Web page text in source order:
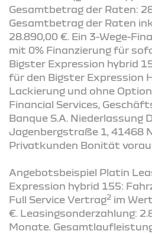
Gesamtbetrag der Raten:
Gesamtbetrag der Raten
28.890,00 €. Ein 3-Wege-
mit 0% Finanzierung für
Bigster Expression hybrid
für den Bigster Expression
Lackierung und ohne
Financial Services,
Banque S.A. Niederlassung
Jagenbergstraße 1, 41468
Privatkunden Bonität
Angebotsbeispiel Platin
Expression hybrid 155:
Full Service Vertrag2 im
€. Leasingsonderzahlung:
Monate.